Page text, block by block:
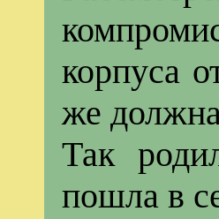
корпуса
же
Так
пошла в